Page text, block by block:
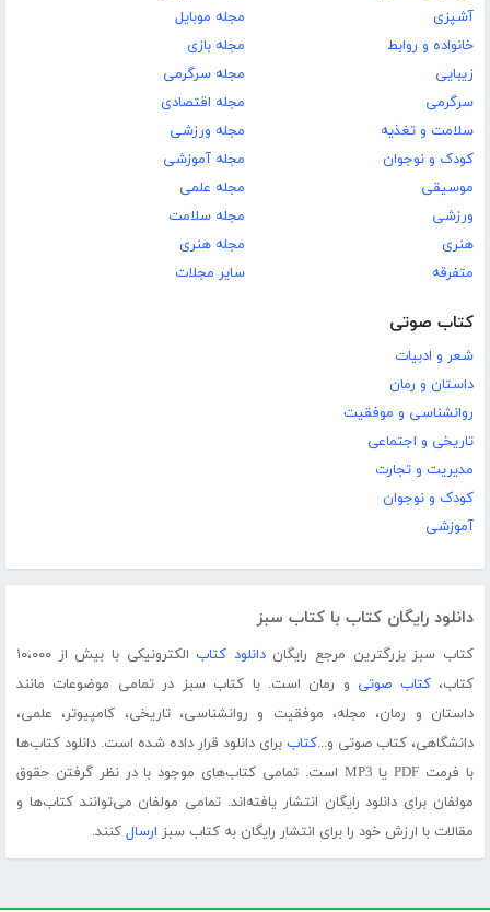
آشپزی
خانواده و روابط
زیبایی
سرگرمی
سلامت و تغذیه
کودک و نوجوان
موسیقی
ورزشی
هنری
متفرقه
مجله موبایل
مجله بازی
مجله سرگرمی
مجله اقتصادی
مجله ورزشی
مجله آموزشی
مجله علمی
مجله سلامت
مجله هنری
سایر مجلات
کتاب صوتی
شعر و ادبیات
داستان و رمان
روانشناسی و موفقیت
تاریخی و اجتماعی
مدیریت و تجارت
کودک و نوجوان
آموزشی
دانلود رایگان کتاب با کتاب سبز
کتاب سبز بزرگترین مرجع رایگاندانلود کتاب
الکترونیکی با بیش از ۱۰،۰۰۰
کتاب،کتاب صوتی و رمان است. با کتاب سبز در تمامی موضوعات مانند
داستان و رمان، مجله، موفقیت و روانشناسی، تاریخی، کامپیوتر، علمی،
دانشگاهی، کتاب صوتی و...کتاب برای دانلود قرار داده شده است. دانلود کتاب‌ها
با فرمت PDF یا MP3 است. تمامی کتاب‌های موجود با در نظر گرفتن حقوق
مولفان برای دانلود رایگان انتشار یافته‌اند. تمامی مولفان می‌توانند کتاب‌ها و
مقالات با ارزش خود را برای انتشار رایگان به کتاب سبز ارسال کنند.